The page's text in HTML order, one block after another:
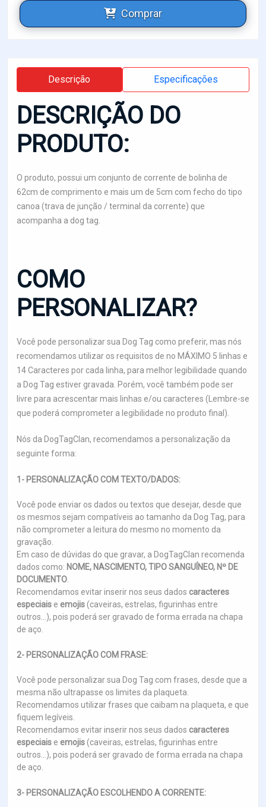
Comprar
Descrição Especificações
DESCRIÇÃO DO
PRODUTO:
O produto, possui um conjunto de corrente de bolinha de
62cm de comprimento e mais um de 5cm com fecho do tipo
canoa (trava de junção / terminal da corrente) que
acompanha a dog tag.
COMO
PERSONALIZAR?
Você pode personalizar sua Dog Tag como preferir, mas nós
recomendamos utilizar os requisitos de no MÁXIMO 5 linhas e
14 Caracteres por cada linha, para melhor legibilidade quando
a Dog Tag estiver gravada. Porém, você também pode ser
livre para acrescentar mais linhas e/ou caracteres (Lembre-se
que poderá comprometer a legibilidade no produto final).
Nós da DogTagClan, recomendamos a personalização da
seguinte forma:
1- PERSONALIZAÇÃO COM TEXTO/DADOS:
Você pode enviar os dados ou textos que desejar, desde que
os mesmos sejam compatíveis ao tamanho da Dog Tag, para
não comprometer a leitura do mesmo no momento da
gravação.
Em caso de dúvidas do que gravar, a DogTagClan recomenda
dados como: NOME, NASCIMENTO, TIPO SANGUÍNEO, Nº DE
DOCUMENTO
Recomendamos evitar inserir nos seus dados caracteres
especiais e emojis(caveiras, estrelas, figurinhas entre
outros...), pois poderá ser gravado de forma errada na chapa
de aço.
2- PERSONALIZAÇÃO COM FRASE:
Você pode personalizar sua Dog Tag com frases, desde que a
mesma não ultrapasse os limites da plaqueta.
Recomendamos utilizar frases que caibam na plaqueta, e que
fiquem legíveis.
Recomendamos evitar inserir nos seus dados caracteres
especiais e emojis(caveiras, estrelas, figurinhas entre
outros...), pois poderá ser gravado de forma errada na chapa
de aço.
3- PERSONALIZAÇÃO ESCOLHENDO A CORRENTE: